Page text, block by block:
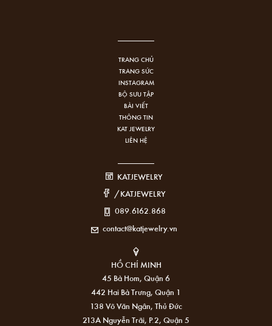
TRANG CHỦ
TRANG SỨC
INSTAGRAM
BỘ SƯU TẬP
BÀI VIẾT
THÔNG TIN
KAT JEWELRY
LIÊN HỆ
KATJEWELRY
/KATJEWELRY
089.6162.868
contact@katjewelry.vn
HỒ CHÍ MINH
45 Bà Hom, Quận 6
442 Hai Bà Trưng, Quận 1
138 Võ Văn Ngân, Thủ Đức
213A Nguyễn Trãi, P.2, Quận 5